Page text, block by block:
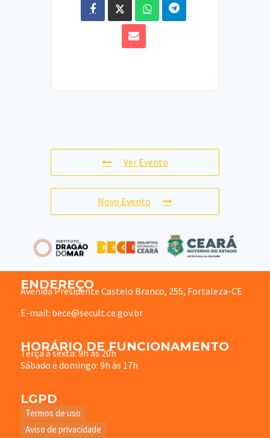
Ver Evento
Novo Evento
ENDEREÇO
Avenida Presidente Castelo Branco, 255, Fortaleza-CE
E-mail: bece@secult.ce.gov.br
HORÁRIO DE FUNCIONAMENTO
Terça à sexta: 9h às 20h
Sábado e domingo: 9h às 17h
LGPD
Termos de uso
Aviso de privacidade